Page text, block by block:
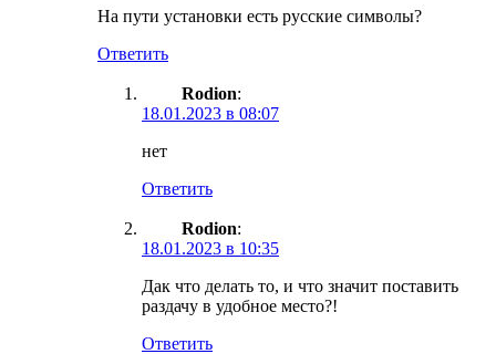
На пути установки есть русские символы?
Ответить
Rodion:
18.01.2023 в 08:07
нет
Ответить
Rodion:
18.01.2023 в 10:35
Дак что делать то, и что значит поставить
раздачу в удобное место?!
Ответить